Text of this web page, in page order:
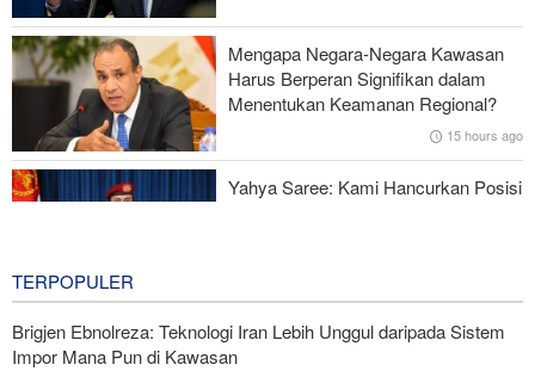
Serangan Iran Sebabkan Lebih dari 700 Tentara AS Geger Otak
Gagal dalam Perang dengan Iran, Dua Pejabat Senior Mossad
Dipecat
Mengapa Negara-Negara Kawasan
Harus Berperan Signifikan dalam
Menentukan Keamanan Regional?
15 hours ago
Yahya Saree: Kami Hancurkan Posisi
TERPOPULER
Brigjen Ebnolreza: Teknologi Iran Lebih Unggul daripada Sistem
Impor Mana Pun di Kawasan